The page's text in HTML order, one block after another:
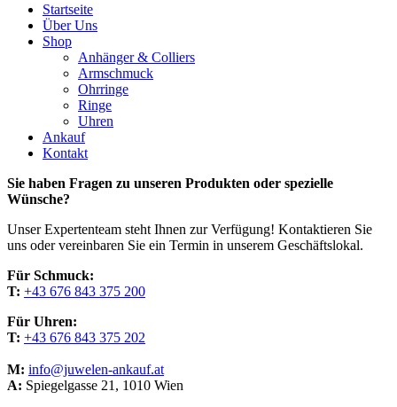
Close
Menu
Startseite
Über Uns
Shop
Anhänger & Colliers
Armschmuck
Ohrringe
Ringe
Uhren
Ankauf
Kontakt
Sie haben Fragen zu unseren Produkten oder spezielle
Wünsche?
Unser Expertenteam steht Ihnen zur Verfügung! Kontaktieren Sie
uns oder vereinbaren Sie ein Termin in unserem Geschäftslokal.
Für Schmuck:
T: +43 676 843 375 200
Für Uhren:
T: +43 676 843 375 202
M: info@juwelen-ankauf.at
A: Spiegelgasse 21, 1010 Wien